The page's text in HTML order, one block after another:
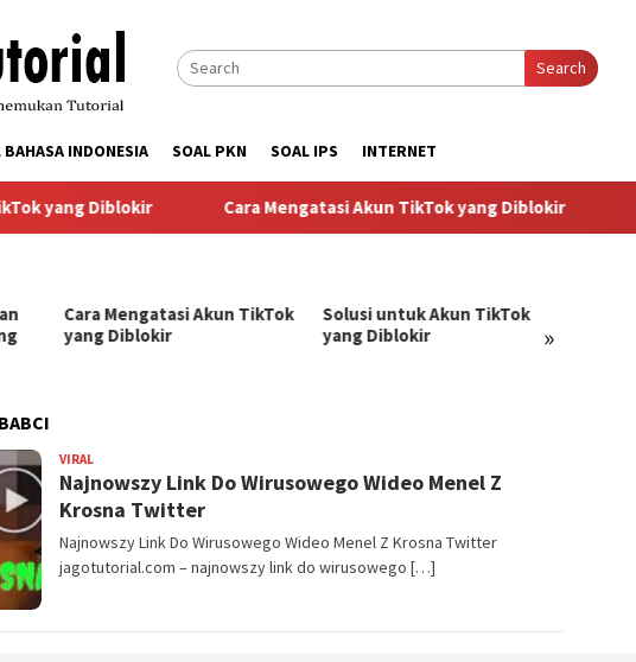
Search
BAHASA INDONESIA SOAL PKN SOAL IPS INTERNET
yang Diblokir Cara Mengatasi Akun TikTok yang Diblokir
»
Cara Mengatasi Akun TikTok
yang Diblokir
Solusi untuk Akun TikTok
yang Diblokir
VIRAL
Najnowszy Link Do Wirusowego Wideo Menel Z
Krosna Twitter
Najnowszy Link Do Wirusowego Wideo Menel Z Krosna Twitter
jagotutorial.com – najnowszy link do wirusowego […]